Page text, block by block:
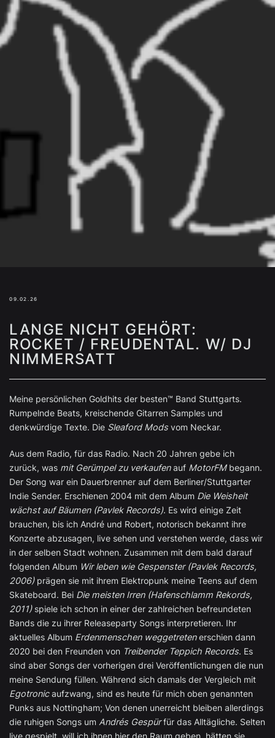
09.02.26
LANGE NICHT GEHÖRT:
ROCKET / FREUDENTAL. W/ DJ
NIMMERSATT
Meine persönlichen Goldhits der besten™ Band Stuttgarts.
Rumpelnde Beats, kreischende Gitarren Samples und
denkwürdige Texte. Die Sleaford Mods vom Neckar.
Aus dem Radio, für das Radio. Nach 20 Jahren gebe ich
zurück, was mit Gerümpel zu verkaufenauf MotorFMbegann.
Der Song war ein Dauerbrenner auf dem Berliner/Stuttgarter
Indie Sender. Erschienen 2004 mit dem Album Die Weisheit
wächst auf Bäumen (Pavlek Records). Es wird einige Zeit
brauchen, bis ich André und Robert, notorisch bekannt ihre
Konzerte abzusagen, live sehen und verstehen werde, dass wir
in der selben Stadt wohnen. Zusammen mit dem bald darauf
folgenden Album Wir leben wie Gespenster (Pavlek Records,
2006)prägen sie mit ihrem Elektropunk meine Teens auf dem
Skateboard. Bei Die meisten Irren (Hafenschlamm Rekords,
2011)spiele ich schon in einer der zahlreichen befreundeten
Bands die zu ihrer Releaseparty Songs interpretieren. Ihr
aktuelles Album Erdenmenschen weggetretenerschien dann
2020 bei den Freunden von Treibender Teppich Records. Es
sind aber Songs der vorherigen drei Veröffentlichungen die nun
meine Sendung füllen. Während sich damals der Vergleich mit
Egotronicaufzwang, sind es heute für mich oben genannten
Punks aus Nottingham; Von denen unerreicht bleiben allerdings
die ruhigen Songs um Andrés Gespürfür das Alltägliche. Selten
live gespielt, will ich ihnen hier den Raum geben, hätten sie